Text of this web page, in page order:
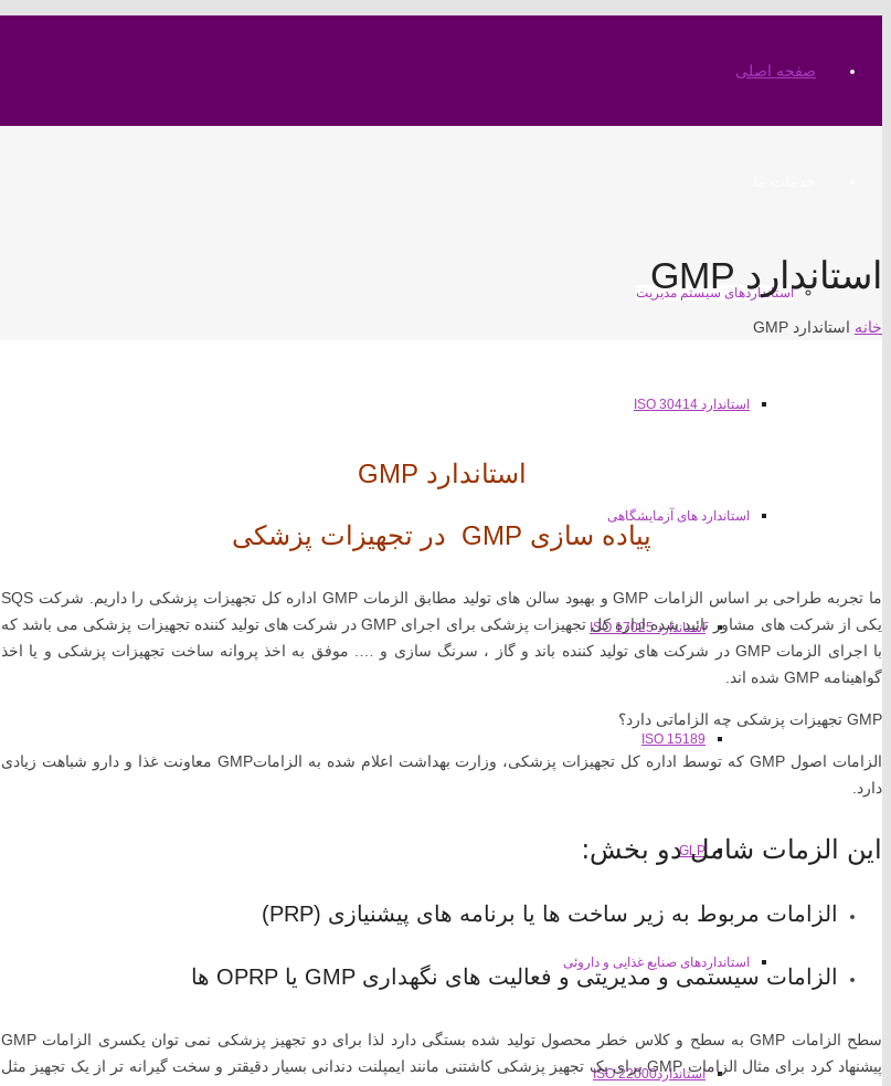
صفحه اصلی
استانداردهای سیستم مدیریت
استاندارد ISO 30414
استاندارد های آزمایشگاهی
استاندارد ISO 17025
ISO 15189
GLP
استانداردهای صنایع غذایی و داروئی
استانداردISO 22000
استاندارد GMP
خانه استاندارد GMP
استاندارد GMP
پیاده سازی GMP در تجهیزات پزشکی
ما تجربه طراحی بر اساس الزامات GMP و بهبود سالن های تولید مطابق الزمات GMP اداره کل تجهیزات پزشکی را داریم. شرکت SQS
یکی از شرکت های مشاور تائید شده اداره کل تجهیزات پزشکی برای اجرای GMP در شرکت های تولید کننده تجهیزات پزشکی می باشد که
با اجرای الزمات GMP در شرکت های تولید کننده باند و گاز ، سرنگ سازی و …. موفق به اخذ پروانه ساخت تجهیزات پزشکی و یا اخذ
گواهینامه GMP شده اند.
GMP تجهیزات پزشکی چه الزاماتی دارد؟
الزامات اصول GMP که توسط اداره کل تجهیزات پزشکی، وزارت بهداشت اعلام شده به الزاماتGMP معاونت غذا و دارو شباهت زیادی
دارد.
این الزمات شامل دو بخش:
الزامات مربوط به زیر ساخت ها یا برنامه های پیشنیازی (PRP)
الزامات سیستمی و مدیریتی و فعالیت های نگهداری GMP یا OPRP ها
سطح الزامات GMP به سطح و کلاس خطر محصول تولید شده بستگی دارد لذا برای دو تجهیز پزشکی نمی توان یکسری الزامات GMP
پیشنهاد کرد برای مثال الزامات GMP برای یک تجهیز پزشکی کاشتنی مانند ایمپلنت دندانی بسیار دقیقتر و سخت گیرانه تر از یک تجهیز مثل